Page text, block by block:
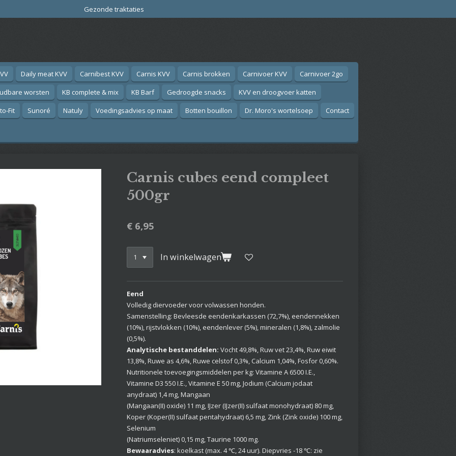
Gezonde traktaties
Daily meat KVV Carnibest KVV Carnis KVV Carnis brokken Carnivoer KVV
Carnivoer 2go
worsten KB complete & mix KB Barf Gedroogde snacks
KVV en droogvoer katten
Fit Sunoré Natuly Voedingsadvies op maat Botten bouillon Dr. Moro's wortelsoep
Contact
Carnis cubes eend compleet
500gr
€ 6,95
In winkelwagen
Eend
Volledig diervoeder voor volwassen honden.
Samenstelling: Bevleesde eendenkarkassen (72,7%), eendennekken
(10%), rijstvlokken (10%), eendenlever (5%), mineralen (1,8%), zalmolie
(0,5%).
Analytische bestanddelen: Vocht 49,8%, Ruw vet 23,4%, Ruw eiwit
13,8%, Ruwe as 4,6%, Ruwe celstof 0,3%, Calcium 1,04%, Fosfor 0,60%.
Nutritionele toevoegingsmiddelen per kg: Vitamine A 6500 I.E.,
Vitamine D3 550 I.E., Vitamine E 50 mg, Jodium (Calcium jodaat
anydraat) 1,4 mg, Mangaan
(Mangaan(II) oxide) 11 mg, IJzer (IJzer(II) sulfaat monohydraat) 80 mg,
Koper (Koper(II) sulfaat pentahydraat) 6,5 mg, Zink (Zink oxide) 100 mg,
Selenium
(Natriumseleniet) 0,15 mg, Taurine 1000 mg.
Bewaaradvies: koelkast (max. 4 ℃, 24 uur). Diepvries -18 ℃: zie